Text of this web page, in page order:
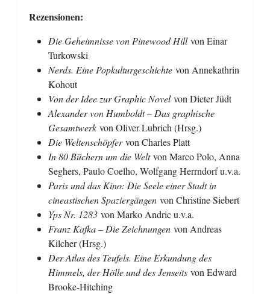
Rezensionen:
Die Geheimnisse von Pinewood Hillvon Einar
Turkowski
Nerds. Eine Popkulturgeschichte von Annekathrin
Kohout
Von der Idee zur Graphic Novelvon Dieter Jüdt
Alexander von Humboldt – Das graphische
Gesamtwerk von Oliver Lubrich (Hrsg.)
Die Weltenschöpfervon Charles Platt
In 80 Büchern um die Weltvon Marco Polo, Anna
Seghers, Paulo Coelho, Wolfgang Herrndorf u.v.a.
Paris und das Kino: Die Seele einer Stadt in
cineastischen Spaziergängen von Christine Siebert
Yps Nr. 1283 von Marko Andric u.v.a.
Franz Kafka – Die Zeichnungen von Andreas
Kilcher (Hrsg.)
Der Atlas des Teufels. Eine Erkundung des
Himmels, der Hölle und des Jenseits von Edward
Brooke-Hitching